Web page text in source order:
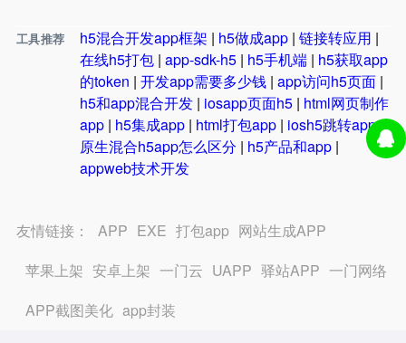
工具推荐 h5混合开发app框架 | h5做成app | 链接转应用 |
在线h5打包 | app-sdk-h5 | h5手机端 | h5获取app
的token | 开发app需要多少钱 | app访问h5页面 |
h5和app混合开发 | iosapp页面h5 | html网页制作
app | h5集成app | html打包app | iosh5跳转app|
原生混合h5app怎么区分 | h5产品和app |
appweb技术开发
友情链接： APP EXE 打包app 网站生成APP
苹果上架 安卓上架 一门云 UAPP 驿站APP 一门网络
APP截图美化 app封装